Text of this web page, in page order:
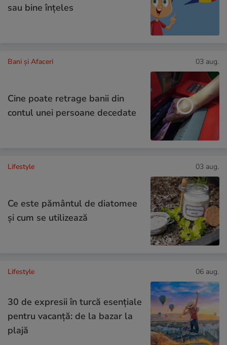
sau bine înțeles
Bani și Afaceri 03 aug.
Cine poate retrage banii din
contul unei persoane decedate
Lifestyle 03 aug.
Ce este pământul de diatomee
și cum se utilizează
Lifestyle 06 aug.
30 de expresii în turcă esențiale
pentru vacanță: de la bazar la
plajă